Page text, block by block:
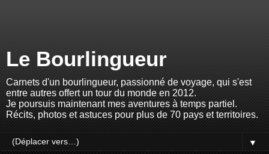
Le Bourlingueur
Carnets d'un bourlingueur, passionné de voyage, qui s'est
entre autres offert un tour du monde en 2012.
Je poursuis maintenant mes aventures à temps partiel.
Récits, photos et astuces pour plus de 70 pays et territoires.
▼